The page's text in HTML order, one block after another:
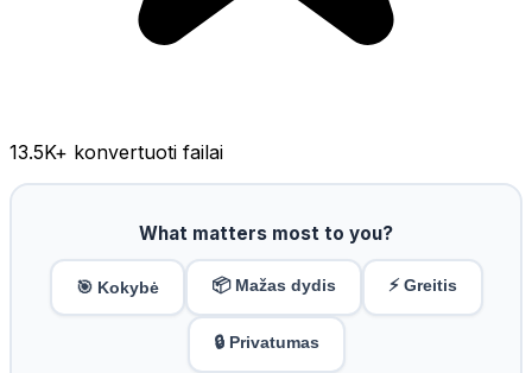
13.5K+ konvertuoti failai
What matters most to you?
🎯 Kokybė 📦 Mažas dydis ⚡ Greitis
🔒 Privatumas